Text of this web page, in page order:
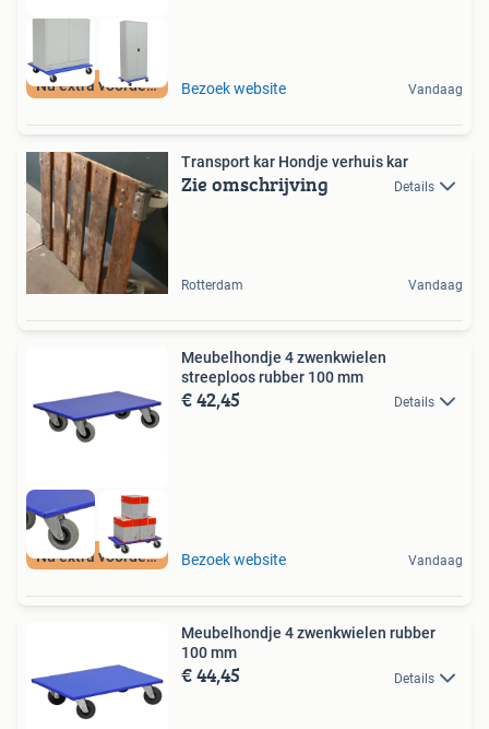
Nu extra voordeel Bezoek website Vandaag
Transport kar Hondje verhuis kar
Zie omschrijving Details
Rotterdam Vandaag
Nu extra voordeel
Meubelhondje 4 zwenkwielen
streeploos rubber 100 mm
€ 42,45 Details
Bezoek website Vandaag
Meubelhondje 4 zwenkwielen rubber
100 mm
€ 44,45 Details